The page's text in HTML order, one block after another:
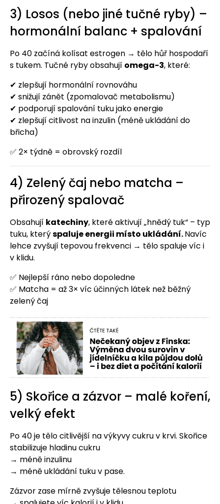
3) Losos (nebo jiné tučné ryby) –
hormonální balanc + spalování
Po 40 začíná kolísat estrogen → tělo hůř hospodaří
s tukem. Tučné ryby obsahují omega-3, které:
✔ zlepšují hormonální rovnováhu
✔ snižují zánět (zpomalovač metabolismu)
✔ podporují spalování tuku jako energie
✔ zlepšují citlivost na inzulin (méně ukládání do
břicha)
✅ 2× týdně = obrovský rozdíl
4) Zelený čaj nebo matcha –
přirozený spalovač
Obsahují katechiny, které aktivují „hnědý tuk“ – typ
tuku, kterýspaluje energii místo ukládání.Navíc
lehce zvyšují tepovou frekvenci → tělo spaluje víc i
v klidu.
✅ Nejlepší ráno nebo dopoledne
✅ Matcha = až 3× víc účinných látek než běžný
zelený čaj
5) Skořice a zázvor – malé koření,
velký efekt
Po 40 je tělo citlivější na výkyvy cukru v krvi. Skořice
stabilizuje hladinu cukru
→ méně inzulinu
→ méně ukládání tuku v pase.
Zázvor zase mírně zvyšuje tělesnou teplotu